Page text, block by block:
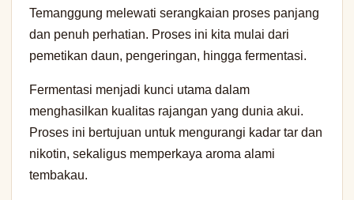
Temanggung melewati serangkaian proses panjang
dan penuh perhatian. Proses ini kita mulai dari
pemetikan daun, pengeringan, hingga fermentasi.
Fermentasi menjadi kunci utama dalam
menghasilkan kualitas rajangan yang dunia akui.
Proses ini bertujuan untuk mengurangi kadar tar dan
nikotin, sekaligus memperkaya aroma alami
tembakau.